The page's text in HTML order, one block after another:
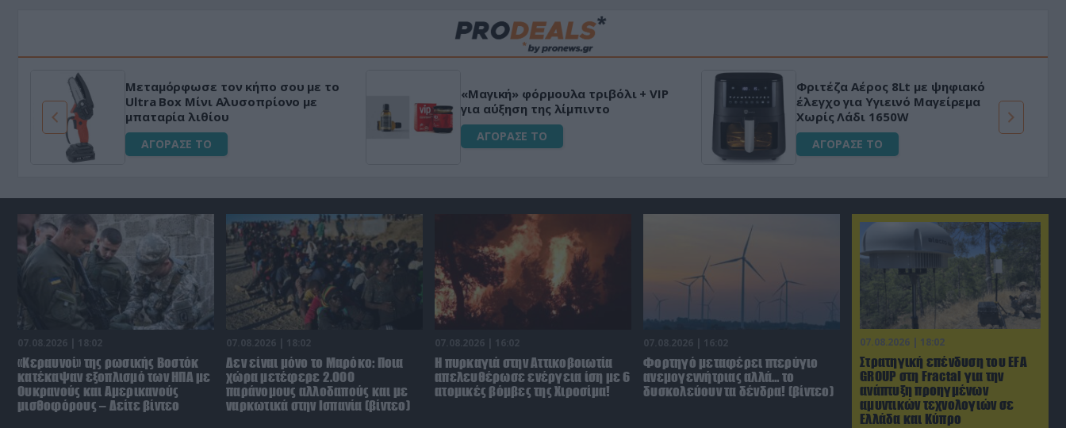
Μεταμόρφωσε τον κήπο σου με το
Ultra Box Μίνι Αλυσοπρίονο με
μπαταρία λιθίου
ΑΓΟΡΑΣΕ ΤΟ
«Μαγική» φόρμουλα τριβόλι + VIP
για αύξηση της λίμπιντο
ΑΓΟΡΑΣΕ ΤΟ
Φριτέζα Αέρος 8Lt με ψηφιακό
έλεγχο για Υγιεινό Μαγείρεμα
Χωρίς Λάδι 1650W
ΑΓΟΡΑΣΕ ΤΟ
07.08.2026 | 18:02
Στρατηγική επένδυση του EFA
GROUP στη Fractal για την
ανάπτυξη προηγμένων
αμυντικών τεχνολογιών σε
Ελλάδα και Κύπρο
07.08.2026 | 18:02
«Κεραυνοί» της ρωσικής Βοστόκ
κατέκαψαν εξοπλισμό των ΗΠΑ με
Ουκρανούς και Αμερικανούς
μισθοφόρους – Δείτε βίντεο
07.08.2026 | 18:02
Δεν είναι μόνο το Μαρόκο: Ποια
χώρα μετέφερε 2.000
παράνομους αλλοδαπούς και με
ναρκωτικά στην Ισπανία (βίντεο)
07.08.2026 | 16:02
Η πυρκαγιά στην Αττικοβοιωτία
απελευθέρωσε ενέργεια ίση με 6
ατομικές βόμβες της Χιροσίμα!
07.08.2026 | 16:02
Φορτηγό μεταφέρει πτερύγιο
ανεμογεννήτριας αλλά… το
δυσκολεύουν τα δένδρα! (βίντεο)